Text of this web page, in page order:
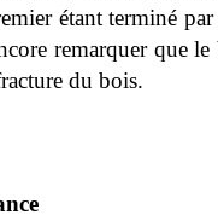
étant terminé
remarquer que
du bois.